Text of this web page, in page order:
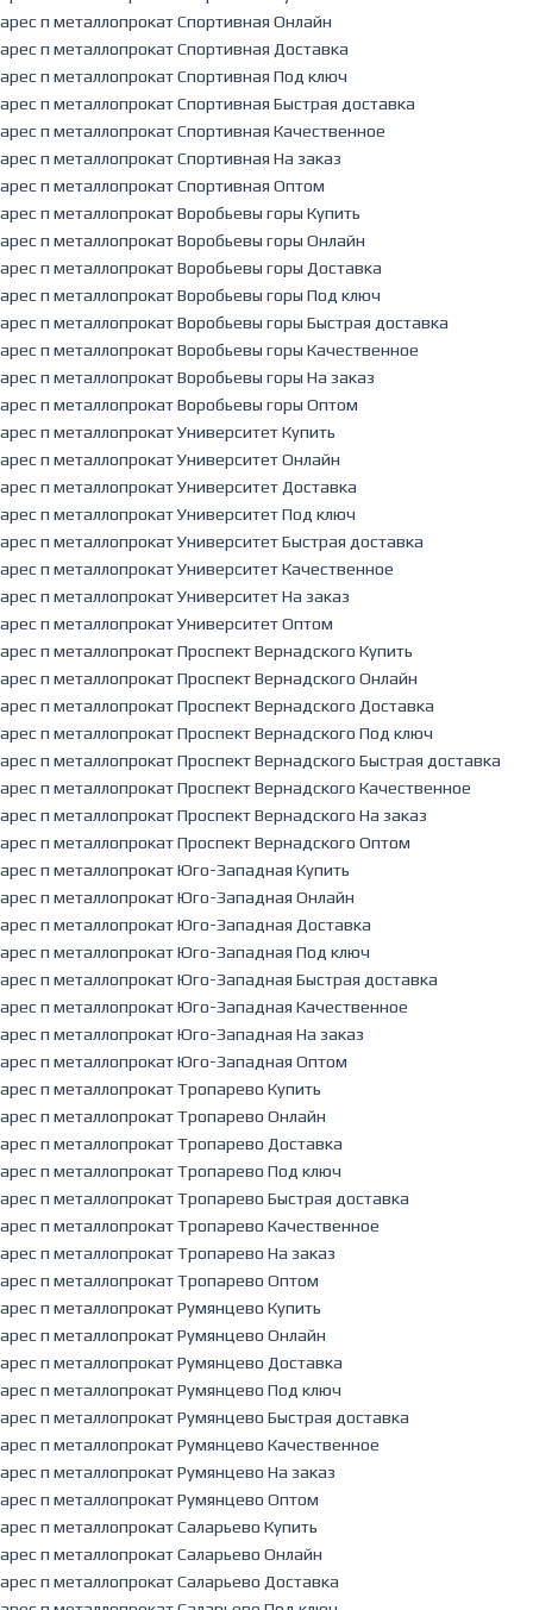
арес п металлопрокат Спортивная Онлайн
арес п металлопрокат Спортивная Доставка
арес п металлопрокат Спортивная Под ключ
арес п металлопрокат Спортивная Быстрая доставка
арес п металлопрокат Спортивная Качественное
арес п металлопрокат Спортивная На заказ
арес п металлопрокат Спортивная Оптом
арес п металлопрокат Воробьевы горы Купить
арес п металлопрокат Воробьевы горы Онлайн
арес п металлопрокат Воробьевы горы Доставка
арес п металлопрокат Воробьевы горы Под ключ
арес п металлопрокат Воробьевы горы Быстрая доставка
арес п металлопрокат Воробьевы горы Качественное
арес п металлопрокат Воробьевы горы На заказ
арес п металлопрокат Воробьевы горы Оптом
арес п металлопрокат Университет Купить
арес п металлопрокат Университет Онлайн
арес п металлопрокат Университет Доставка
арес п металлопрокат Университет Под ключ
арес п металлопрокат Университет Быстрая доставка
арес п металлопрокат Университет Качественное
арес п металлопрокат Университет На заказ
арес п металлопрокат Университет Оптом
арес п металлопрокат Проспект Вернадского Купить
арес п металлопрокат Проспект Вернадского Онлайн
арес п металлопрокат Проспект Вернадского Доставка
арес п металлопрокат Проспект Вернадского Под ключ
арес п металлопрокат Проспект Вернадского Быстрая доставка
арес п металлопрокат Проспект Вернадского Качественное
арес п металлопрокат Проспект Вернадского На заказ
арес п металлопрокат Проспект Вернадского Оптом
арес п металлопрокат Юго-Западная Купить
арес п металлопрокат Юго-Западная Онлайн
арес п металлопрокат Юго-Западная Доставка
арес п металлопрокат Юго-Западная Под ключ
арес п металлопрокат Юго-Западная Быстрая доставка
арес п металлопрокат Юго-Западная Качественное
арес п металлопрокат Юго-Западная На заказ
арес п металлопрокат Юго-Западная Оптом
арес п металлопрокат Тропарево Купить
арес п металлопрокат Тропарево Онлайн
арес п металлопрокат Тропарево Доставка
арес п металлопрокат Тропарево Под ключ
арес п металлопрокат Тропарево Быстрая доставка
арес п металлопрокат Тропарево Качественное
арес п металлопрокат Тропарево На заказ
арес п металлопрокат Тропарево Оптом
арес п металлопрокат Румянцево Купить
арес п металлопрокат Румянцево Онлайн
арес п металлопрокат Румянцево Доставка
арес п металлопрокат Румянцево Под ключ
арес п металлопрокат Румянцево Быстрая доставка
арес п металлопрокат Румянцево Качественное
арес п металлопрокат Румянцево На заказ
арес п металлопрокат Румянцево Оптом
арес п металлопрокат Саларьево Купить
арес п металлопрокат Саларьево Онлайн
арес п металлопрокат Саларьево Доставка